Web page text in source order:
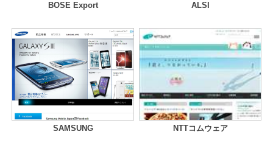
BOSE Export ALSI
SAMSUNG NTTコムウェア